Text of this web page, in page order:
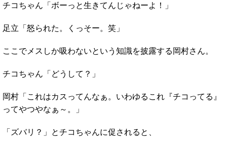
チコちゃん「ボーっと生きてんじゃねーよ！」
足立「怒られた。くっそー。笑」
ここでメスしか吸わないという知識を披露する岡村さん。
チコちゃん「どうして？」
岡村「これはカスってんなぁ。いわゆるこれ『チコってる』
ってやつやなぁ～。」
「ズバリ？」とチコちゃんに促されると、